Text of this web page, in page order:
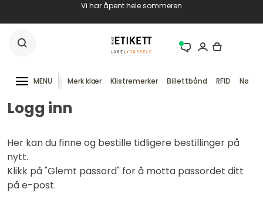
Vi har åpent hele sommeren
MENU Merk klær Klistremerker Billettbånd RFID
Logg inn
Her kan du finne og bestille tidligere bestillinger på
nytt.
Klikk på "Glemt passord" for å motta passordet ditt
på e-post.